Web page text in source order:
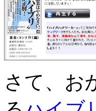
さて、お